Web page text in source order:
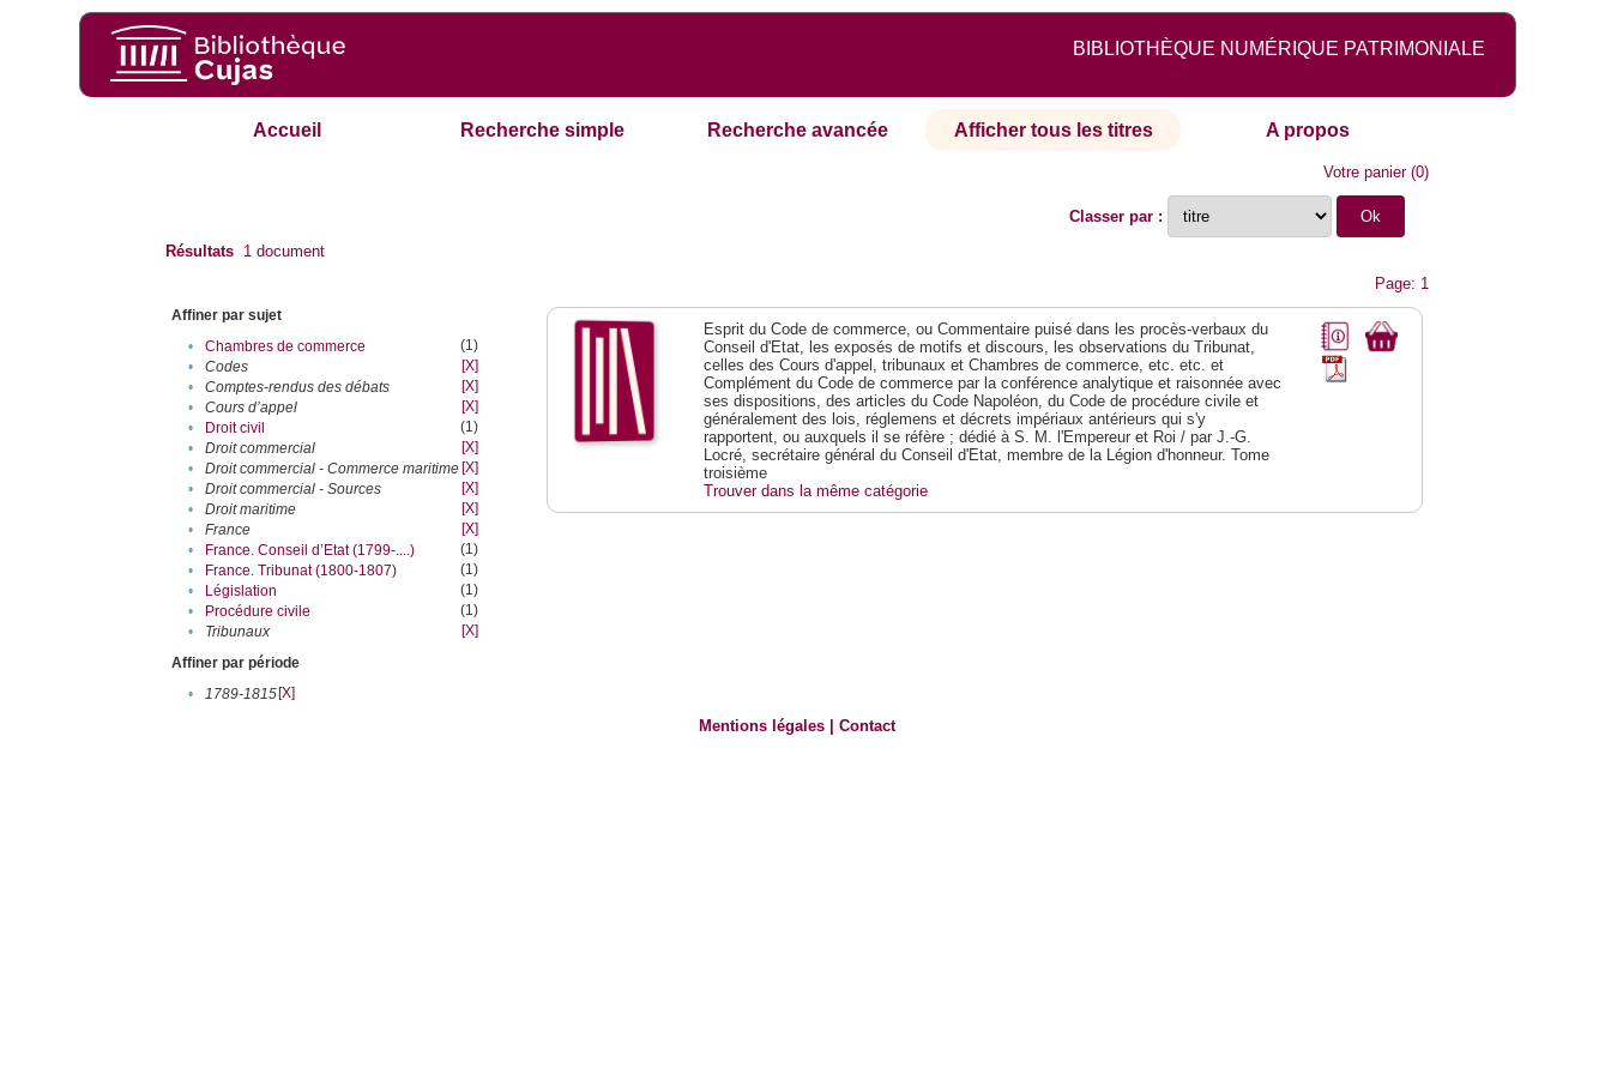
BIBLIOTHÈQUE NUMÉRIQUE PATRIMONIALE
Accueil Recherche simple Recherche avancée Afficher tous les titres A propos
Votre panier(0)
Classer par :
Résultats 1 document
Page: 1
Affiner par sujet
•
Chambres de commerce
(1)
•
Codes
[X]
•
Comptes-rendus des débats
[X]
•
Cours d’appel
[X]
•
Droit civil
(1)
•
Droit commercial
[X]
•
Droit commercial - Commerce maritime [X]
•
Droit commercial - Sources
[X]
•
Droit maritime
[X]
•
France
[X]
•
France. Conseil d’Etat (1799-....)
(1)
•
France. Tribunat (1800-1807)
(1)
•
Législation
(1)
•
Procédure civile
(1)
•
Tribunaux
[X]
Affiner par période
•
1789-1815[X]
Esprit du Code de commerce, ou Commentaire puisé dans les procès-verbaux du
Conseil d'Etat, les exposés de motifs et discours, les observations du Tribunat,
celles des Cours d'appel, tribunaux et Chambres de commerce, etc. etc. et
Complément du Code de commerce par la conférence analytique et raisonnée avec
ses dispositions, des articles du Code Napoléon, du Code de procédure civile et
généralement des lois, réglemens et décrets impériaux antérieurs qui s'y
rapportent, ou auxquels il se réfère ; dédié à S. M. l'Empereur et Roi / par J.-G.
Locré, secrétaire général du Conseil d'Etat, membre de la Légion d'honneur. Tome
troisième
Trouver dans la même catégorie
Mentions légales |Contact